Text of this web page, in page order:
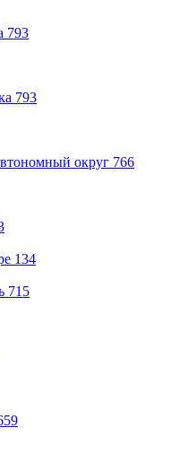
793
793
округ 766
134
715